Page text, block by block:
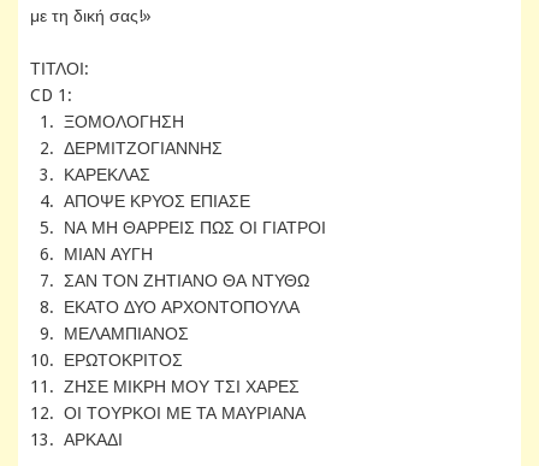
με τη δική σας!»
ΤΙΤΛΟΙ:
CD 1:
1. ΞΟΜΟΛΟΓΗΣΗ
2. ΔΕΡΜΙΤΖΟΓΙΑΝΝΗΣ
3. ΚΑΡΕΚΛΑΣ
4. ΑΠΟΨΕ ΚΡΥΟΣ ΕΠΙΑΣΕ
5. ΝΑ ΜΗ ΘΑΡΡΕΙΣ ΠΩΣ ΟΙ ΓΙΑΤΡΟΙ
6. ΜΙΑΝ ΑΥΓΗ
7. ΣΑΝ ΤΟΝ ΖΗΤΙΑΝΟ ΘΑ ΝΤΥΘΩ
8. ΕΚΑΤΟ ΔΥΟ ΑΡΧΟΝΤΟΠΟΥΛΑ
9. ΜΕΛΑΜΠΙΑΝΟΣ
10. ΕΡΩΤΟΚΡΙΤΟΣ
11. ΖΗΣΕ ΜΙΚΡΗ ΜΟΥ ΤΣΙ ΧΑΡΕΣ
12. ΟΙ ΤΟΥΡΚΟΙ ΜΕ ΤΑ ΜΑΥΡΙΑΝΑ
13. ΑΡΚΑΔΙ